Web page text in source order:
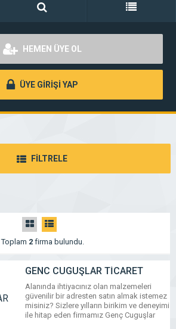
HEMEN ÜYE OL
ÜYE GİRİŞİ YAP
FİLTRELE
Toplam 2firma bulundu.
GENC CUGUŞLAR TİCARET
0(546) 411 7751
Alanında ihtiyacınız olan malzemeleri
güvenilir bir adresten satın almak istemez
misiniz? Sizlere yılların birikim ve deneyimi
ile hitap eden firmamız Genç Cuguşlar